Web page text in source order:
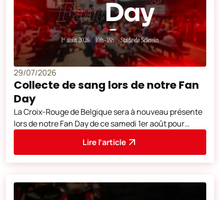
29/07/2026
Collecte de sang lors de notre Fan
Day
La Croix-Rouge de Belgique sera à nouveau présente
lors de notre Fan Day de ce samedi 1er août pour
Lire l’article